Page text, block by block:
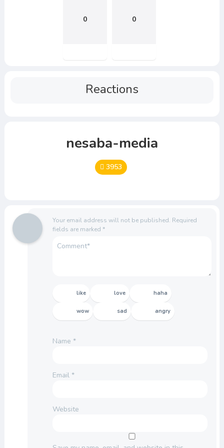
0 0
Reactions
nesaba-media
3953
Your email address will not be published. Required
fields are marked *
like love haha
wow sad angry
Name *
Email *
Website